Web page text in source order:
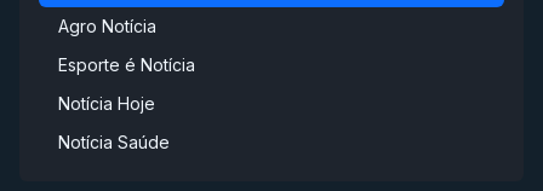
Agro Notícia
Esporte é Notícia
Notícia Hoje
Notícia Saúde